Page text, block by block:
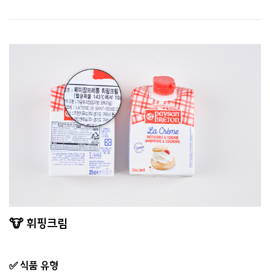
🐮 휘핑크림
✅ 식품 유형